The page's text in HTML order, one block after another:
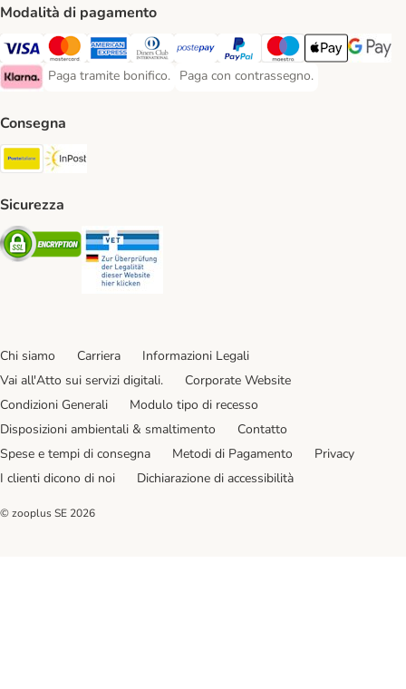
Modalità di pagamento
Paga con Visa. Payment Method
Paga con Mastercard. Payment Method
Paga con American Express. Payment Method
Paga con Diners Club. Payment Method
Paga con Postepay. Payment Method
Paga con PayPal. Payment
Paga con Maestro.
Apple PayGoogle
Klarna Payment Method
Paga tramite bonifico.
Paga tramite bonifico. Payment Method
Paga con contrassegno.
Paga con contrassegno. Payment
Consegna
Poste Italiane. Shipping Method
Sicurezza
Security
Chi siamo Carriera
Informazioni Legali
Vai all'Atto sui servizi digitali.
Corporate Website
Condizioni Generali
Modulo tipo di recesso
Disposizioni ambientali & smaltimento
Contatto
Spese e tempi di consegna
Metodi di Pagamento
Privacy
I clienti dicono di noi
Dichiarazione di accessibilità
© zooplus SE 2026